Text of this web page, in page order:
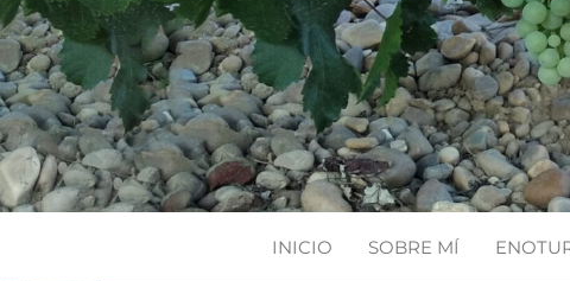
INICIO SOBRE MÍ